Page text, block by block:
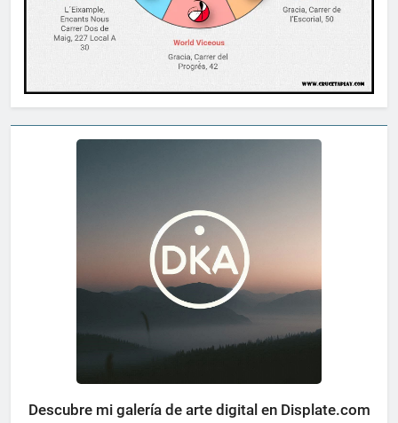
Descubre mi galería de arte digital en Displate.com